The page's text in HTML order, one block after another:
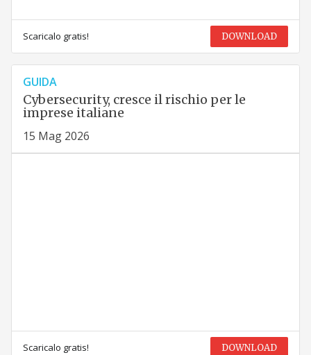
Scaricalo gratis! DOWNLOAD
GUIDA
Cybersecurity, cresce il rischio per le
imprese italiane
15 Mag 2026
Scaricalo gratis! DOWNLOAD